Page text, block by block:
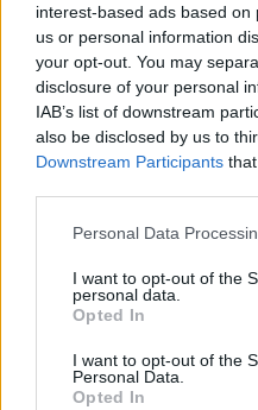
interest-based ads based
us or personal information
your opt-out. You may
disclosure of your personal
IAB’s list of downstream
also be disclosed by us to
Downstream Participants
Personal Data
I want to opt-out of the
personal data.
Opted In
I want to opt-out of the
Personal Data.
Opted In